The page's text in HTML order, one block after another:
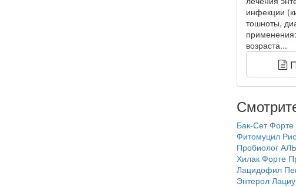
инфекции
тошноты,
возраста...
Бак-Сет Форте
Фитомуцил
Пробиолог
Хилак Форте
Лацидофил
Энтерол